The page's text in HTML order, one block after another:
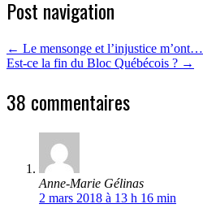
Post navigation
← Le mensonge et l’injustice m’ont…
Est-ce la fin du Bloc Québécois ? →
38 commentaires
Anne-Marie Gélinas
2 mars 2018 à 13 h 16 min